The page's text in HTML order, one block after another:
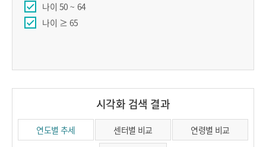
나이 50 ~ 64
나이 ≥ 65
시각화 검색 결과
연도별 추세 센터별 비교
연령별 비교